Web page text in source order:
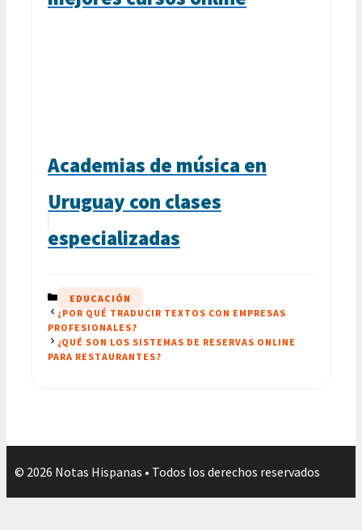
Academias de música en
Uruguay con clases
especializadas
CATEGORÍAS
EDUCACIÓN
¿POR QUÉ TRADUCIR TEXTOS CON EMPRESAS
PROFESIONALES?
¿QUÉ SON LOS SISTEMAS DE RESERVAS ONLINE
PARA RESTAURANTES?
© 2026 Notas Hispanas • Todos los derechos reservados